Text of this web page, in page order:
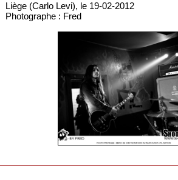
Liège (Carlo Levi), le 19-02-2012
Photographe : Fred